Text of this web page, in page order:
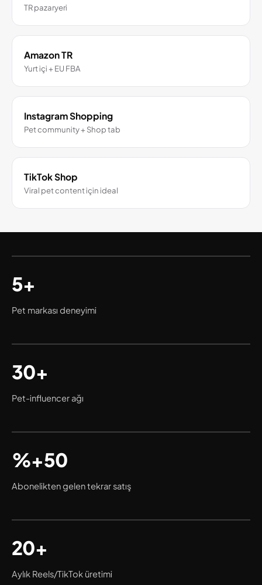
TR pazaryeri
Amazon TR
Yurt içi + EU FBA
Instagram Shopping
Pet community + Shop tab
TikTok Shop
Viral pet content için ideal
5+
Pet markası deneyimi
30+
Pet-influencer ağı
%+50
Abonelikten gelen tekrar satış
20+
Aylık Reels/TikTok üretimi